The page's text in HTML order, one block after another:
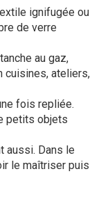
ignifugée ou
de verre
au gaz,
cuisines, ateliers,
fois repliée.
petits objets
aussi. Dans le
le maîtriser puis